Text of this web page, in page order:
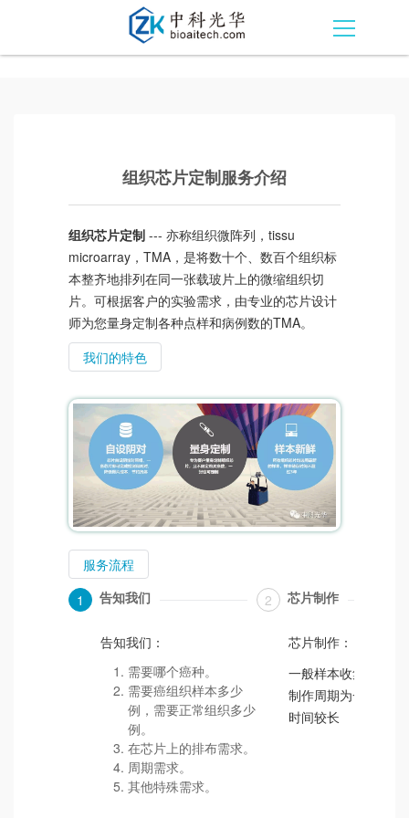
组织芯片定制服务介绍
组织芯片定制 --- 亦称组织微阵列，tissu
microarray，TMA，是将数十个、数百个组织标
本整齐地排列在同一张载玻片上的微缩组织切
片。可根据客户的实验需求，由专业的芯片设计
师为您量身定制各种点样和病例数的TMA。
我们的特色
服务流程
1
告知我们
告知我们：
需要哪个癌种。
需要癌组织样本多少
例，需要正常组织多少
例。
在芯片上的排布需求。
周期需求。
其他特殊需求。
2 芯片制作
芯片制作：
一般样本收集周期为
制作周期为一周，特
时间较长